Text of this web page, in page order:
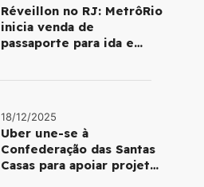
Réveillon no RJ: MetrôRio
inicia venda de
passaporte para ida e
18/12/2025
Uber une-se à
Confederação das Santas
Casas para apoiar projetos